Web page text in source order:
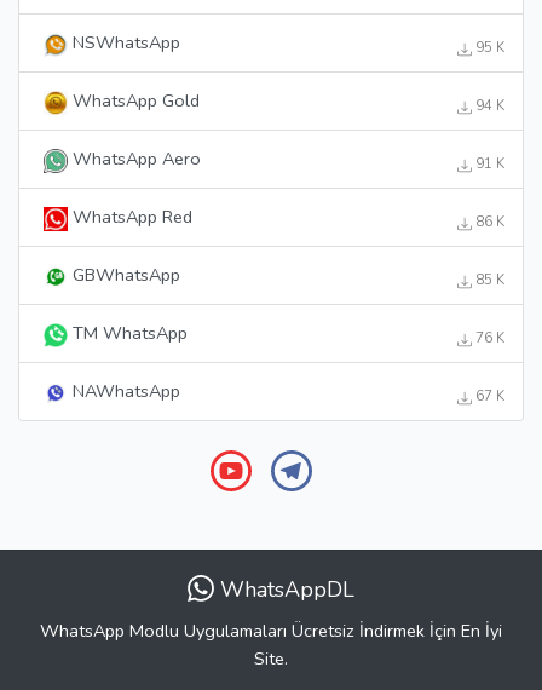
NSWhatsApp 95 K
WhatsApp Gold 94 K
WhatsApp Aero 91 K
WhatsApp Red 86 K
GBWhatsApp 85 K
TM WhatsApp 76 K
NAWhatsApp 67 K
WhatsAppDL
WhatsApp Modlu Uygulamaları Ücretsiz İndirmek İçin En İyi
Site.